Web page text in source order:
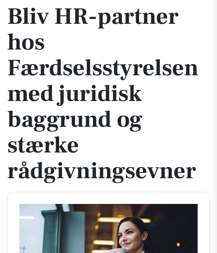
Bliv HR-partner
hos
Færdselsstyrelsen
med juridisk
baggrund og
stærke
rådgivningsevner